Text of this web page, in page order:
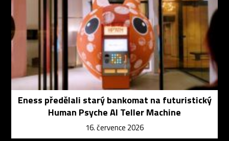
Eness předělali starý bankomat na futuristický
Human Psyche AI Teller Machine
16. července 2026